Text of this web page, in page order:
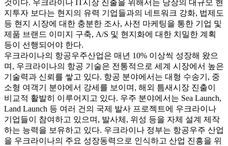
것이다. 우크라이나 IT시장 진출을 위해서는 당장의 대규모 현
지투자 보다는 현지의 유력 기업들과의 네트워크 강화, 법제도
등 현지 시장에 대한 충분한 조사, 사전 마케팅을 통한 기업 및
제품 브랜드 이미지 구축, A/S 및 현지화에 대한 치밀한 계획
등이 선행되어야 한다.
우크라이나의 항공우주산업은 매년 10% 이상씩 성장해 왔으
며, 우크라이나의 항공 기술은 전통적으로 세계 시장에서 높은
기술력과 신뢰를 쌓고 있다. 항공 분야에서는 대형 수송기, 중
소형 여객기 분야에서 강세를 보이며, 해외 틈새시장 진출이
비교적 활발히 이루어지고 있다. 우주 분야에서는 Sea Launch,
Land Launch 등 여러 건의 국제 발사 프로젝트에 우크라이나
기업들이 참여하고 있으며, 발사체, 위성 등을 자체 설계 제작
하는 능력을 보유하고 있다. 우크라이나 정부는 항공우주 산업
을 우크라이나의 주요 성장동력으로 인식하고 산업 진흥을 위